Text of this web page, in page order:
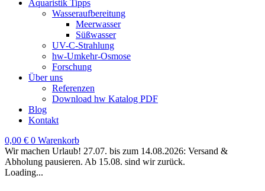
Aquaristik Tipps
Wasseraufbereitung
Meerwasser
Süßwasser
UV-C-Strahlung
hw-Umkehr-Osmose
Forschung
Über uns
Referenzen
Download hw Katalog PDF
Blog
Kontakt
0,00 € 0 Warenkorb
Wir machen Urlaub! 27.07. bis zum 14.08.2026: Versand &
Abholung pausieren. Ab 15.08. sind wir zurück.
Loading...